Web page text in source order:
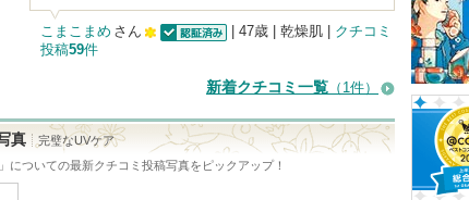
こまこまめ さん
の
| 47歳 | 乾燥肌 | クチコミ
投稿59件
新着クチコミ一覧 （1件）
真
完璧なUVケア
」についての最新クチコミ投稿写真をピックアップ！